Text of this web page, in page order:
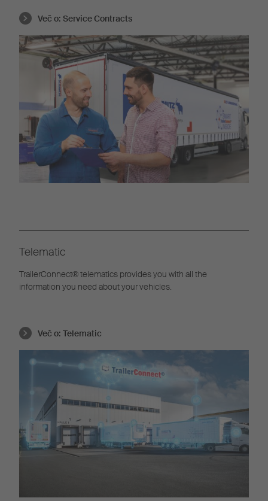
Več o: Service Contracts
Telematic
TrailerConnect® telematics provides you with all the
information you need about your vehicles.
Več o: Telematic